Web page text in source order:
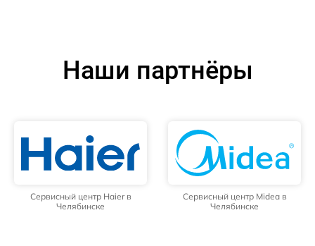
Наши партнёры
Сервисный центр Haier в
Челябинске
Сервисный центр Midea в
Челябинске